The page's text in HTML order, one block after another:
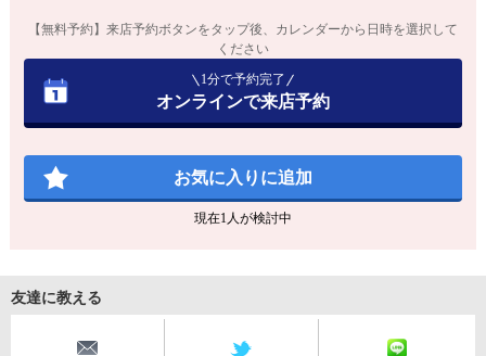
【無料予約】来店予約ボタンをタップ後、カレンダーから日時を選択して
ください
1分で予約完了
オンラインで来店予約
お気に入りに追加
現在1人が検討中
友達に教える